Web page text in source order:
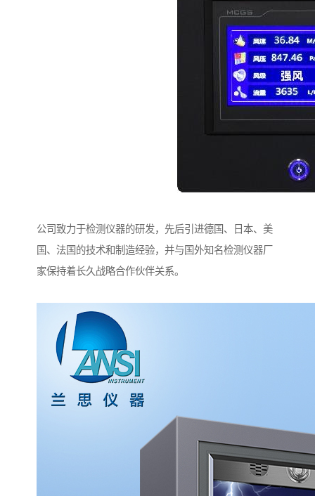
公司致力于检测仪器的研发，先后引进德国、日本、美
国、法国的技术和制造经验，并与国外知名检测仪器厂
家保持着长久战略合作伙伴关系。